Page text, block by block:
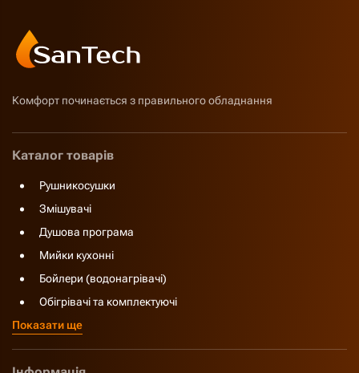
Комфорт починається з правильного обладнання
Каталог товарів
Рушникосушки
Змішувачі
Душова програма
Мийки кухонні
Бойлери (водонагрівачі)
Обігрівачі та комплектуючі
Показати ще